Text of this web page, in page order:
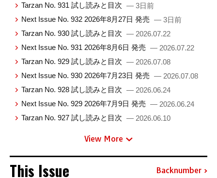
Tarzan No. 931 試し読みと目次 — 3日前
Next Issue No. 932 2026年8月27日 発売 — 3日前
Tarzan No. 930 試し読みと目次 — 2026.07.22
Next Issue No. 931 2026年8月6日 発売 — 2026.07.22
Tarzan No. 929 試し読みと目次 — 2026.07.08
Next Issue No. 930 2026年7月23日 発売 — 2026.07.08
Tarzan No. 928 試し読みと目次 — 2026.06.24
Next Issue No. 929 2026年7月9日 発売 — 2026.06.24
Tarzan No. 927 試し読みと目次 — 2026.06.10
View More
This Issue Backnumber